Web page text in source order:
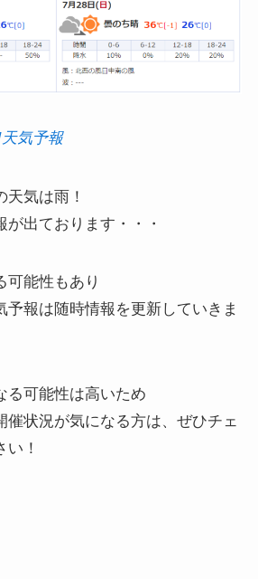
天気予報
天気は雨！
出ております・・・
可能性もあり
予報は随時情報を更新していきま
る可能性は高いため
催状況が気になる方は、ぜひチェ
い！